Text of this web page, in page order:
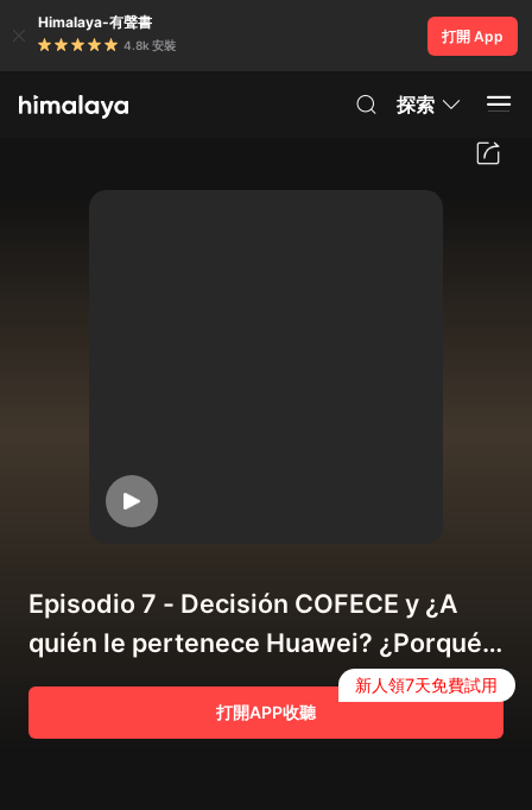
Himalaya-有聲書
4.8k 安裝
打開 App
探索
Episodio 7 - Decisión COFECE y ¿A
quién le pertenece Huawei? ¿Porqué
importa?
打開APP收聽
新人領7天免費試用